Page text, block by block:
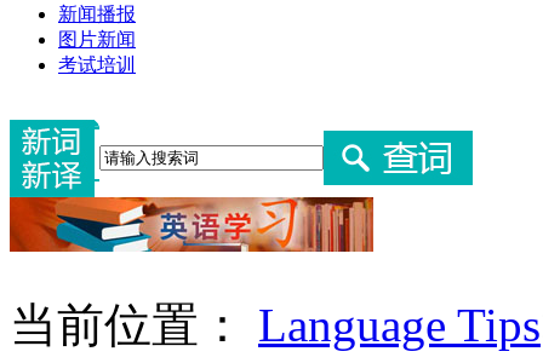
新闻播报
图片新闻
考试培训
当前位置： Language Tips